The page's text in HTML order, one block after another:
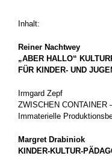
Inhalt:
Reiner Nachtwey
„ABER HALLO“
FÜR KINDER- UND
Irmgard Zepf
ZWISCHEN CONTAINER
Immaterielle
Margret Drabiniok
KINDER-KULTUR-